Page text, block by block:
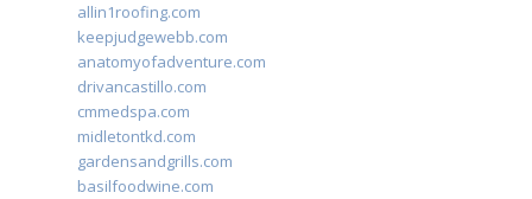
allin1roofing.com
keepjudgewebb.com
anatomyofadventure.com
drivancastillo.com
cmmedspa.com
midletontkd.com
gardensandgrills.com
basilfoodwine.com